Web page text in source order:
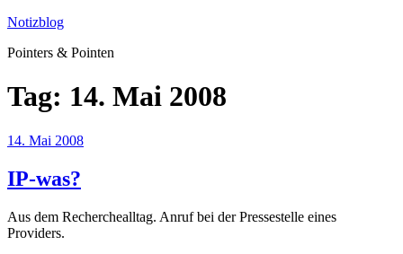
Zum
springen
Notizblog
Pointers & Pointen
Tag: 14. Mai 2008
Veröffentlicht
14. Mai 2008
IP-was?
Aus dem Recherchealltag. Anruf bei der Pressestelle eines
Providers.